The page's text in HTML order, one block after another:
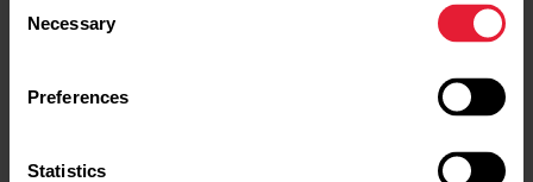
Selection
Necessary
Preferences
Statistics
prepararti al trail running.